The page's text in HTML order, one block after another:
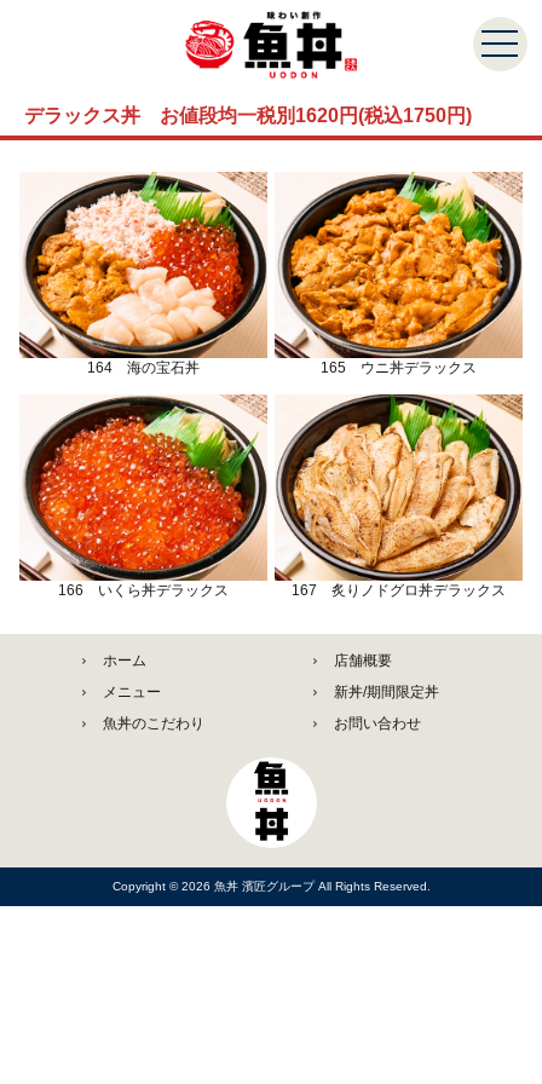
デラックス丼 お値段均一税別1620円(税込1750円)
164 海の宝石丼 165 ウニ丼デラックス
166 いくら丼デラックス 167 炙りノドグロ丼デラックス
ホーム
店舗概要
メニュー
新丼/期間限定丼
魚丼のこだわり
お問い合わせ
Copyright © 2026 魚丼 濱匠グループAll Rights Reserved.